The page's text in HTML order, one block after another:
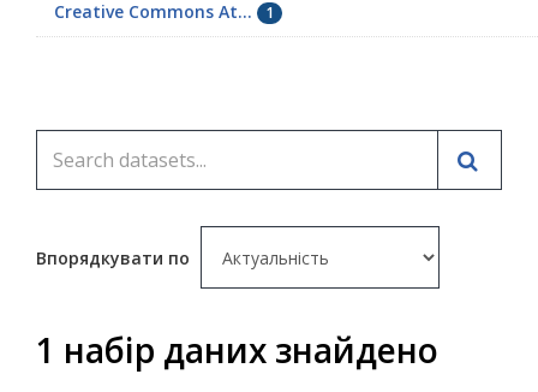
Creative Commons At... 1
Впорядкувати по
1 набір даних знайдено